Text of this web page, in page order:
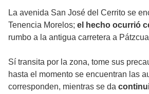
La avenida San José del Cerrito se
Tenencia Morelos; el hecho ocurrió
rumbo a la antigua carretera a
Sí transita por la zona, tome sus
hasta el momento se encuentran las
corresponden, mientras se da